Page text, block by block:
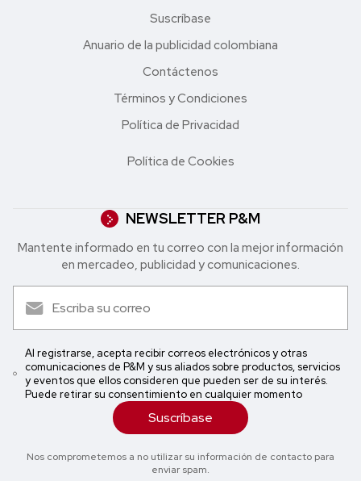
Suscríbase
Anuario de la publicidad colombiana
Contáctenos
Términos y Condiciones
Política de Privacidad
Política de Cookies
NEWSLETTER P&M
Mantente informado en tu correo con la mejor in formación
en mercadeo, publicidad y comunicaciones.
Al registrarse, acepta recibir correos electrónicos y otras
comunicaciones de P&M y sus aliados sobre productos, servicios
y eventos que ellos consideren que pueden ser de su interés.
Puede retirar su consentimiento en cualquier momento
Suscríbase
Nos comprometemos a no utilizar su información de contacto para
enviar spam.